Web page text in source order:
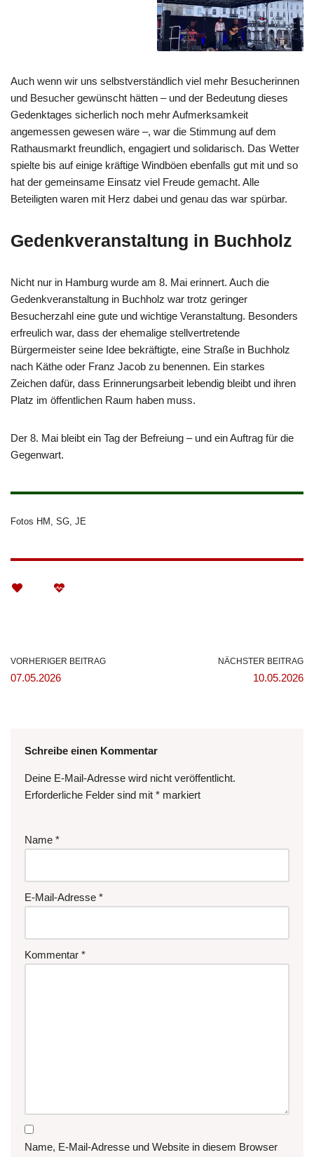
Auch wenn wir uns selbstverständlich viel mehr Besucherinnen
und Besucher gewünscht hätten – und der Bedeutung dieses
Gedenktages sicherlich noch mehr Aufmerksamkeit
angemessen gewesen wäre –, war die Stimmung auf dem
Rathausmarkt freundlich, engagiert und solidarisch. Das Wetter
spielte bis auf einige kräftige Windböen ebenfalls gut mit und so
hat der gemeinsame Einsatz viel Freude gemacht. Alle
Beteiligten waren mit Herz dabei und genau das war spürbar.
Gedenkveranstaltung in Buchholz
Nicht nur in Hamburg wurde am 8. Mai erinnert. Auch die
Gedenkveranstaltung in Buchholz war trotz geringer
Besucherzahl eine gute und wichtige Veranstaltung. Besonders
erfreulich war, dass der ehemalige stellvertretende
Bürgermeister seine Idee bekräftigte, eine Straße in Buchholz
nach Käthe oder Franz Jacob zu benennen. Ein starkes
Zeichen dafür, dass Erinnerungsarbeit lebendig bleibt und ihren
Platz im öffentlichen Raum haben muss.
Der 8. Mai bleibt ein Tag der Befreiung – und ein Auftrag für die
Gegenwart.
Fotos HM, SG, JE
VORHERIGER BEITRAG
07.05.2026
NÄCHSTER BEITRAG
10.05.2026
Schreibe einen Kommentar
Deine E-Mail-Adresse wird nicht veröffentlicht.
Erforderliche Felder sind mit * markiert
Name *
E-Mail-Adresse *
Kommentar *
Name, E-Mail-Adresse und Website in diesem Browser